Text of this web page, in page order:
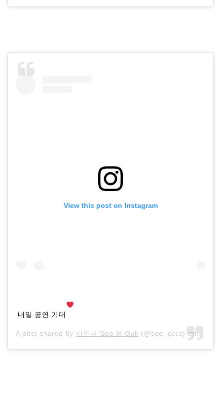
View this post on Instagram
내일 공연 기대
A post shared by 서인국 Seo In Guk (@seo_cccc) on Nov